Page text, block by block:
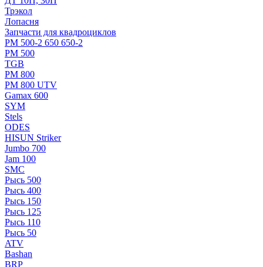
Трэкол
Лопасня
Запчасти для квадроциклов
РМ 500-2 650 650-2
РМ 500
TGB
РМ 800
РМ 800 UTV
Gamax 600
SYM
Stels
ОDЕS
HISUN Striker
Jumbo 700
Jam 100
SMC
Рысь 500
Рысь 400
Рысь 150
Рысь 125
Рысь 110
Рысь 50
ATV
Bashan
BRP